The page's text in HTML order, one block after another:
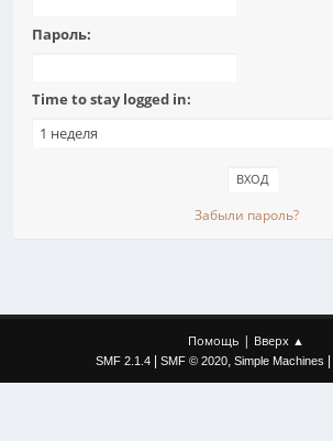
Пароль:
Time to stay logged in:
Забыли пароль?
Помощь | Вверх ▲
SMF 2.1.4 SMF © 2020, Simple Machines